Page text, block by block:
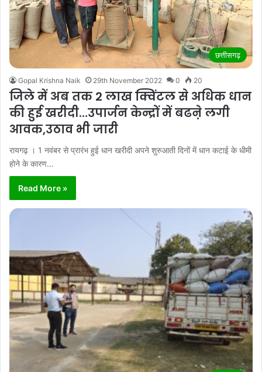
छत्तीसगढ़
Gopal Krishna Naik 29th November 2022 0 20
जिले में अब तक 2 लाख क्विंटल से अधिक धान
की हुई खरीदी…उपार्जन केन्द्रों में बढऩे लगी
आवक,उठाव भी जारी
रायगढ़ । 1 नवंबर से प्रारंभ हुई धान खरीदी अपने शुरुआती दिनों में धान कटाई के धीमी
होने के कारण…
Read More »